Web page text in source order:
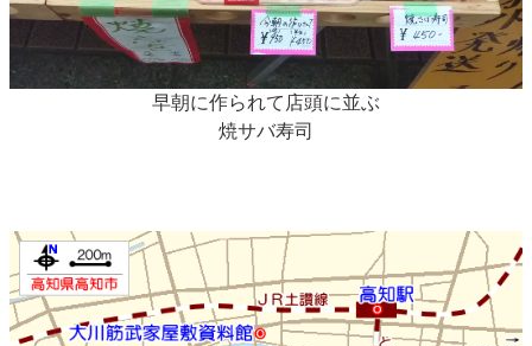
早朝に作られて店頭に並ぶ
焼サバ寿司